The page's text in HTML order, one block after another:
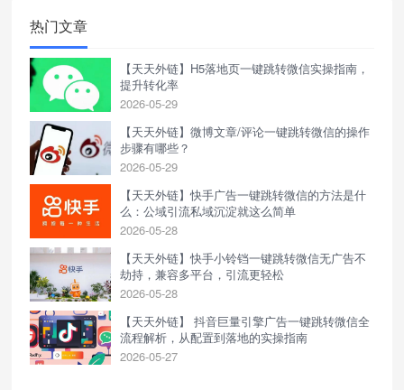
热门文章
【天天外链】H5落地页一键跳转微信实操指南，
提升转化率
2026-05-29
【天天外链】微博文章/评论一键跳转微信的操作
步骤有哪些？
2026-05-29
【天天外链】快手广告一键跳转微信的方法是什
么：公域引流私域沉淀就这么简单
2026-05-28
【天天外链】快手小铃铛一键跳转微信无广告不
劫持，兼容多平台，引流更轻松
2026-05-28
【天天外链】 抖音巨量引擎广告一键跳转微信全
流程解析，从配置到落地的实操指南
2026-05-27